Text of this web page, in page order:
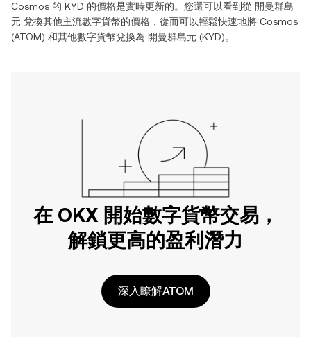
Cosmos 的 KYD 的價格是實時更新的。您還可以看到從 開曼群島
元 兌換其他主流數字貨幣的價格，從而可以輕鬆快速地將 Cosmos
(ATOM) 和其他數字貨幣兌換為 開曼群島元 (KYD)。
在 OKX 開始數字貨幣交易，
解鎖更高的盈利潛力
深入瞭解ATOM